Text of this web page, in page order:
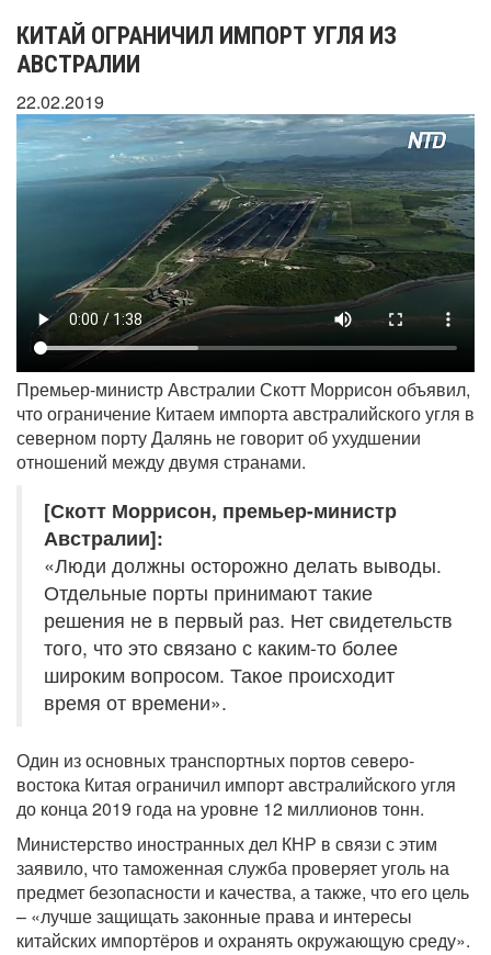
КИТАЙ ОГРАНИЧИЛ ИМПОРТ УГЛЯ ИЗ
АВСТРАЛИИ
22.02.2019
Премьер-министр Австралии Скотт Моррисон объявил,
что ограничение Китаем импорта австралийского угля в
северном порту Далянь не говорит об ухудшении
отношений между двумя странами.
[Скотт Моррисон, премьер-министр
Австралии]:
«Люди должны осторожно делать выводы.
Отдельные порты принимают такие
решения не в первый раз. Нет свидетельств
того, что это связано с каким-то более
широким вопросом. Такое происходит
время от времени».
Один из основных транспортных портов северо-
востока Китая ограничил импорт австралийского угля
до конца 2019 года на уровне 12 миллионов тонн.
Министерство иностранных дел КНР в связи с этим
заявило, что таможенная служба проверяет уголь на
предмет безопасности и качества, а также, что его цель
– «лучше защищать законные права и интересы
китайских импортёров и охранять окружающую среду».